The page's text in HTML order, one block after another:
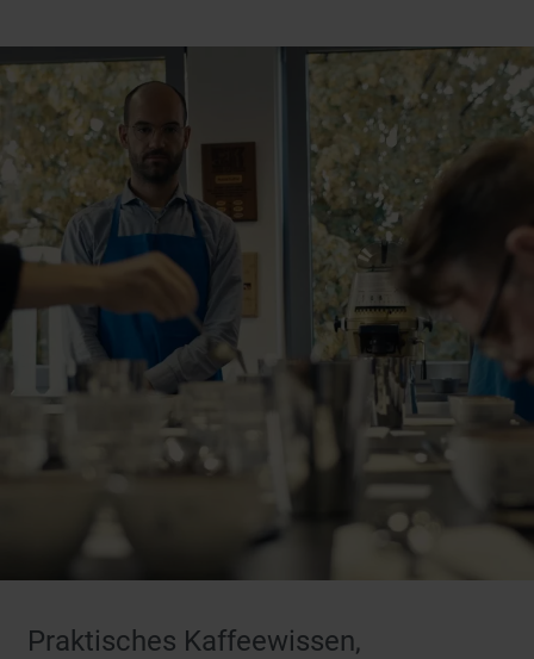
Praktisches Kaffeewissen,